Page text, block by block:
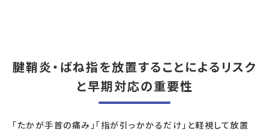
腱鞘炎・ばね指を放置することによるリスク
と早期対応の重要性
「たかが手首の痛み」「指が引っかかるだけ」と軽視して放置